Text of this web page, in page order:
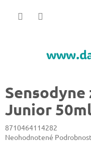
Sensodyne
Junior
8710464114282
Priemerné
Neohodnotené